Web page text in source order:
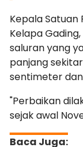
Kepala
Kelapa
saluran yang
panjang
sentimeter
"Perbaikan
sejak awal